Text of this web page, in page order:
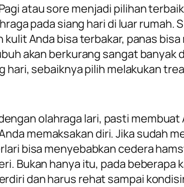
atau sore menjadi pilihan
pada siang hari di luar rumah.
Anda bisa terbakar, panas
akan berkurang sangat banyak
hari, sebaiknya pilih melakukan
olahraga lari, pasti
memaksakan diri. Jika sudah
bisa menyebabkan cedera
Bukan hanya itu, pada
dan harus rehat sampai